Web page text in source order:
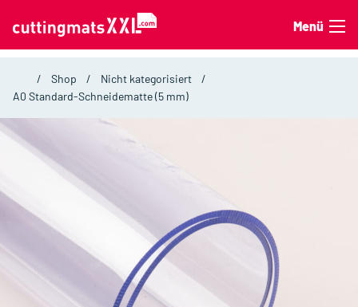
Menü
Shop
Nicht kategorisiert
A0 Standard-Schneidematte (5 mm)